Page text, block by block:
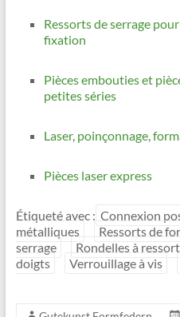
Ressorts de serrage
fixation
Pièces embouties et
petites séries
Laser, poinçonnage,
Pièces laser express
Étiqueté avec : Connexion
métalliques
Ressorts de
serrage
Rondelles à ressort
doigts
Verrouillage à vis